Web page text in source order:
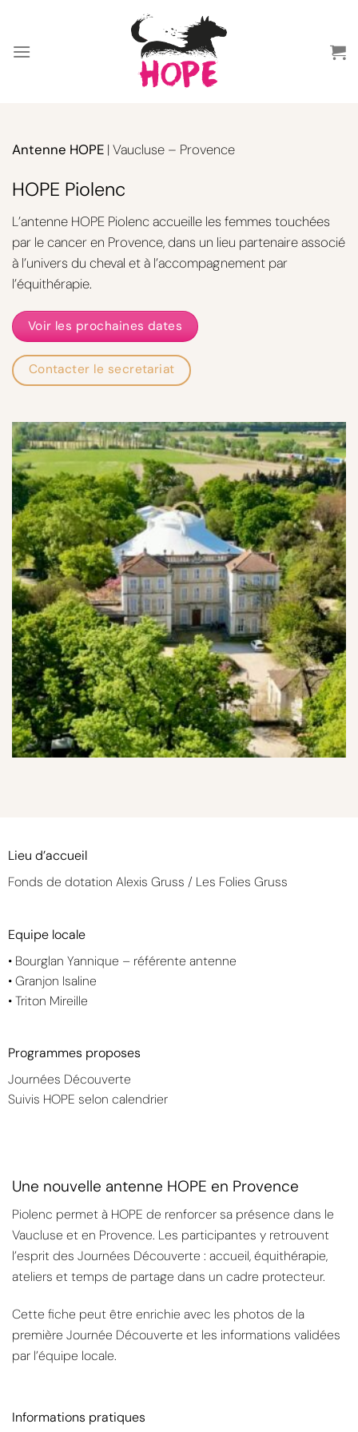
contenu
Antenne HOPE | Vaucluse – Provence
HOPE Piolenc
L’antenne HOPE Piolenc accueille les femmes touchées
par le cancer en Provence, dans un lieu partenaire associé
à l’univers du cheval et à l’accompagnement par
l’équithérapie.
Voir les prochaines dates
Contacter le secretariat
Lieu d’accueil
Fonds de dotation Alexis Gruss / Les Folies Gruss
Equipe locale
• Bourglan Yannique – référente antenne
• Granjon Isaline
• Triton Mireille
Programmes proposes
Journées Découverte
Suivis HOPE selon calendrier
Une nouvelle antenne HOPE en Provence
Piolenc permet à HOPE de renforcer sa présence dans le
Vaucluse et en Provence. Les participantes y retrouvent
l’esprit des Journées Découverte : accueil, équithérapie,
ateliers et temps de partage dans un cadre protecteur.
Cette fiche peut être enrichie avec les photos de la
première Journée Découverte et les informations validées
par l’équipe locale.
Informations pratiques